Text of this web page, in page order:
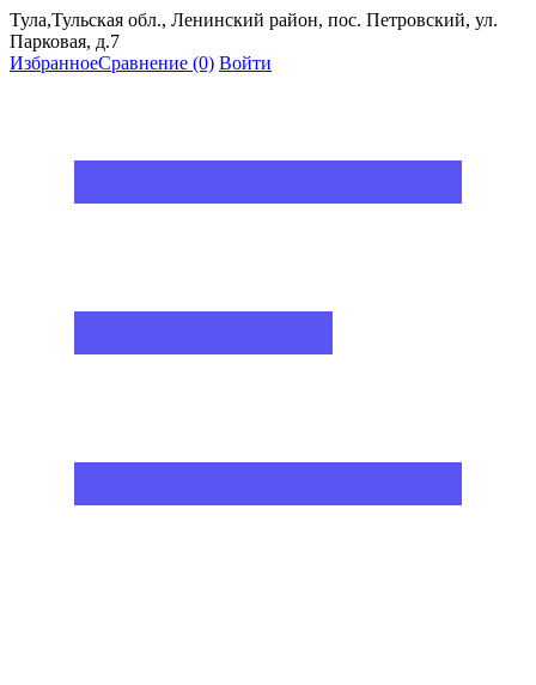
Тула,Тульская обл., Ленинский район, пос. Петровский, ул.
Парковая, д.7
ИзбранноеСравнение (0) Войти